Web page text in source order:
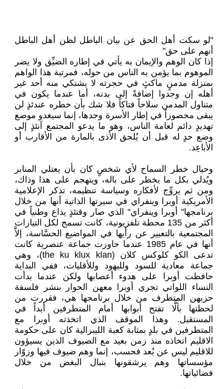
"لو سكت أهل الحق عن بيان الباطل لظن أهل الباطل
أنهم على حق"
إذا كان الوهم والإيمان به يأتي في إطاره الضيِّق ولا يضر
الموهوم بما يؤمن به الناس من حوله، فمرتبة هذا الواهم
بمنزلة مدمنٍ ماكثٍ في حجرته لا يشتكي منه أحد غير
أهله إن وجدوا إضافةً إلى بدنه، أما عندما يكون في
متناول المدمن سلاحاً فتاكاً فلا شك بأن خطره عندئذٍ لن
يبقى محصوراً في إطار الأسرة وحدها، إنما سيغدو موضع
تهديدٍ دائم لعامة الناس، وهو ما يدعو المجتمع آنئذٍ إلى
وضع حدٍ له قبل أن يُلحق الأذى بالمارة من الأقارب أو
الأباعِد.
وحيال خطر السماح لأي شخصٍ كان بأن يعتلي المنابر
ويُدلي بكل ما يخطر على باله، ويتهجم على هذا وذاك،
ومن ثم يروِّج لأفكاره وسياسة تنظيمه، تذكر الإعلامية
الأمريكية أوبرا وينفراي في سيرتها الذاتية أنها من خلال
برنامجها" أوبرا وينفراي" الذي صار وقتئذٍ يذاع وطنياً في
أكثر من 135 محطة تلفزيونية، كانت تسمح لكل التيارات
المجتمعية بالتعبير عن رأيها في المواضيع الحسَّاسة، إلاَّ
أنها في عام 1985 عندما حاورت جماعة عنصرية كانت
تدعى الكو كلوكس كلان (the ku klux klan)، وهي
جماعة معادية للسود ولليهود وللأقليات، ففي البداية
حافظت أوبرا على هدوء أعصابها ولكن عندما بدأت
النساء اللواتي تجري أوبرا معهن الحوار بنشر فلسفة
حزبهن المتطرف من خلال برنامجها هي، فقررت من
لحظتها بألَّا تفتح أبوابها أمام المتطرفين أبداً في
المستقبل. وهذا الموقف الذي اتخذته أوبرا مع
المتطرفين في بلدٍ بمثابة كعبة الليبرالية كان على حكومة
الاقليم اتخاذه منذ زمن بعيد مع الضيوف الذين يسيؤون
للاقليم ليس عن بُعد فحسب، إنما وهم ضيوف فيها وزوّار
مؤسساتها وهم يرشقونها بنبال البغض من خلال
فضائياتها.